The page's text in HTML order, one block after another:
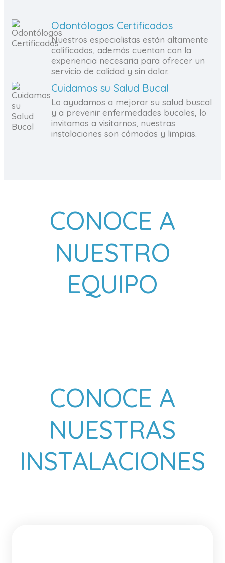
Odontólogos Certificados
Nuestros especialistas están altamente
calificados, además cuentan con la
experiencia necesaria para ofrecer un
servicio de calidad y sin dolor.
Cuidamos su Salud Bucal
Lo ayudamos a mejorar su salud buscal
y a prevenir enfermedades bucales, lo
invitamos a visitarnos, nuestras
instalaciones son cómodas y limpias.
CONOCE A
NUESTRO
EQUIPO
CONOCE A
NUESTRAS
INSTALACIONES